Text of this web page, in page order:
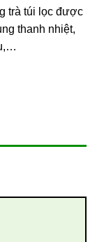
trà túi lọc được
thanh nhiệt,
số lượng